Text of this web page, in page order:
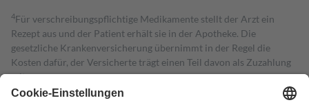
4Für verschreibungspflichtige Medikamente stellt der Arzt ein
Rezept aus und der Patient erhält sie in der Apotheke. Die
gesetzliche Krankenversicherung übernimmt in der Regel die
Kosten dafür, der Versicherte trägt einen Teil davon als Zuzahlung
mit.
Grundsätzlich leisten Mitglieder Zuzahlungen in Höhe von zehn